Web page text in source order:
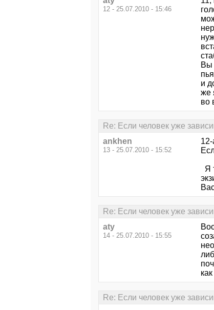
12 - 25.07.2010 - 15:46
Вы
и
же
во
Re: Если человек уже
ankhen
13 - 25.07.2010 - 15:52
Я
Re: Если человек уже
aty
14 - 25.07.2010 - 15:55
Re: Если человек уже